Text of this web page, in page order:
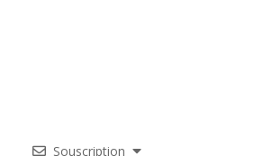
Souscription